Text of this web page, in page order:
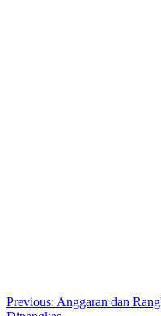
Post
Previous: Anggaran dan